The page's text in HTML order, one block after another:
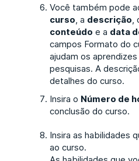
Você também pode
curso, a descrição,
conteúdo e a data
campos Formato do
ajudam os
pesquisas. A
detalhes do curso.
Insira o Número de
conclusão do curso.
Insira as habilidades
ao curso.